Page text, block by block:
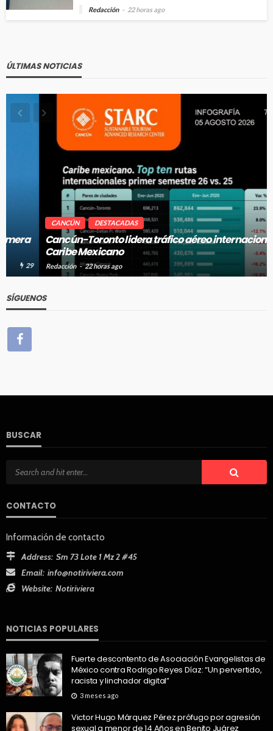
Redacción 22 horas ago
ÚLTIMAS NOTICIAS
DESTACADAS
Cancún-Toronto lidera tráfico aéreo internacional del
Caribe Mexicano
Redacción 22 horas ago 25
SÍGUENOS
BUSCAR
CONTACTO
Información de contacto
Address: Sm 73 Lote 1 Mz 2 #45
Email: info@notiriviera.com
Website: Notiriviera
NOTICIAS POPULARES
Fuerte descontento de Asociación Evangelistas de
México contra Rodrigo Reyes Díaz: “Un pervertido,
racista y linchador digital”
3 meses ago
Victor Hugo Márquez Pérez prófugo por agresión
sexual a menor de 14 Años en Benito Juárez